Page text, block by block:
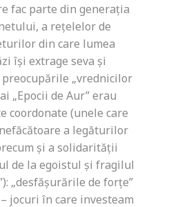
fac parte din generația
a rețelelor de
din care lumea
își extrage seva și
„vrednicilor
„Epocii de Aur” erau
coordonate (unele care
a legăturilor
și a solidarității
de la egoistul și fragilul
„desfășurările de forțe”
jocuri în care investeam